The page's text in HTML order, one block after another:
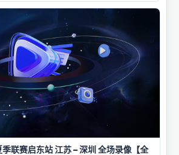
联赛启东站 江苏 – 深圳 全场录像【全